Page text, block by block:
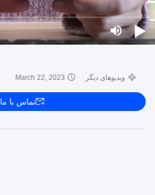
ویدیوهای دیگر March 22, 2023
تماس با ما